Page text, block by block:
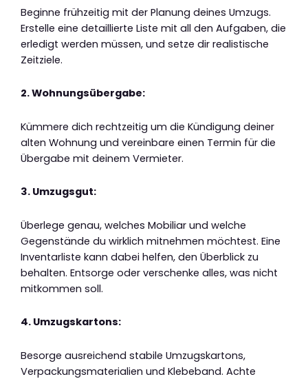
Beginne frühzeitig mit der Planung deines Umzugs.
Erstelle eine detaillierte Liste mit all den Aufgaben, die
erledigt werden müssen, und setze dir realistische
Zeitziele.
2. Wohnungsübergabe:
Kümmere dich rechtzeitig um die Kündigung deiner
alten Wohnung und vereinbare einen Termin für die
Übergabe mit deinem Vermieter.
3. Umzugsgut:
Überlege genau, welches Mobiliar und welche
Gegenstände du wirklich mitnehmen möchtest. Eine
Inventarliste kann dabei helfen, den Überblick zu
behalten. Entsorge oder verschenke alles, was nicht
mitkommen soll.
4. Umzugskartons:
Besorge ausreichend stabile Umzugskartons,
Verpackungsmaterialien und Klebeband. Achte